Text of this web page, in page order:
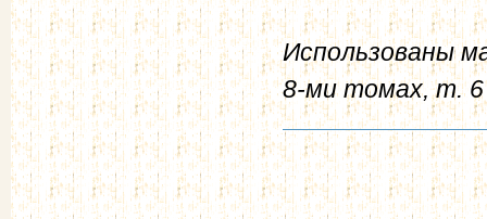
Использованы
8-ми томах, т. 6